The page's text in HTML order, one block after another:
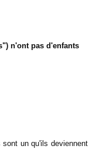
n'ont pas d'enfants
un qu'ils deviennent